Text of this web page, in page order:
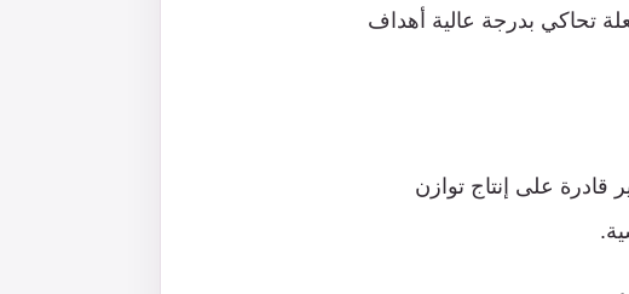
تحاكي بدرجة عالية أهداف
قادرة على إنتاج توازن